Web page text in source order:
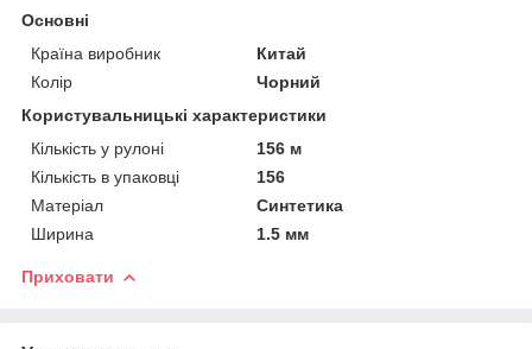
Основні
Країна виробник
Китай
Колір
Чорний
Користувальницькі характеристики
Кількість у рулоні
156 м
Кількість в упаковці
156
Матеріал
Синтетика
Ширина
1.5 мм
Приховати